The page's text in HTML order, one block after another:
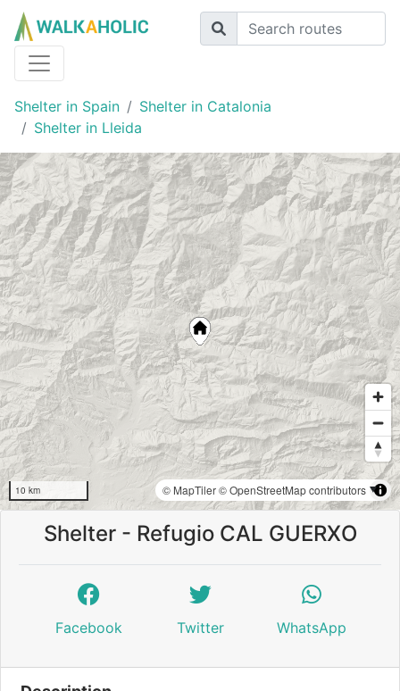
Shelter in Spain
Shelter in Catalonia
Shelter in Lleida
10 km © MapTiler© OpenStreetMap contributors
Shelter - Refugio CAL GUERXO
Facebook Twitter WhatsApp